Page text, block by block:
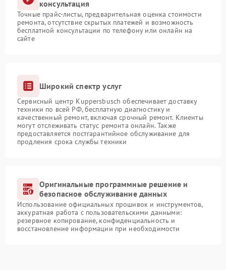
консультация
Точные прайс-листы, предварительная оценка стоимости
ремонта, отсутствие скрытых платежей и возможность
бесплатной консультации по телефону или онлайн на
сайте
Широкий спектр услуг
Сервисный центр Kuppersbusch обеспечивает доставку
техники по всей РФ, бесплатную диагностику и
качественный ремонт, включая срочный ремонт. Клиенты
могут отслеживать статус ремонта онлайн. Также
предоставляется постгарантийное обслуживание для
продления срока службы техники
Оригинальные программные решение и
безопасное обслуживание данных
Использование официальных прошивок и инструментов,
аккуратная работа с пользовательскими данными:
резервное копирование, конфиденциальность и
восстановление информации при необходимости